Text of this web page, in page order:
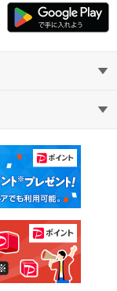
ョン
て
まいの先生